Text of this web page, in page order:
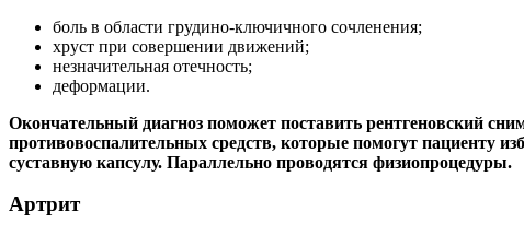
боль в области грудино-ключичного сочленения;
хруст при совершении движений;
незначительная отечность;
деформации.
Окончательный диагноз поможет поставить рентгеновский
противовоспалительных средств, которые помогут пациенту
суставную капсулу. Параллельно проводятся физиопроцедуры.
Артрит